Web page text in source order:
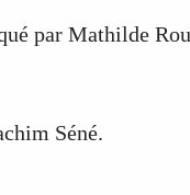
par Mathilde
Séné.